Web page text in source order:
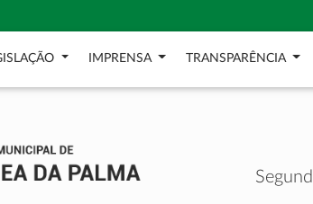
IMPRENSA TRANSPARÊNCIA